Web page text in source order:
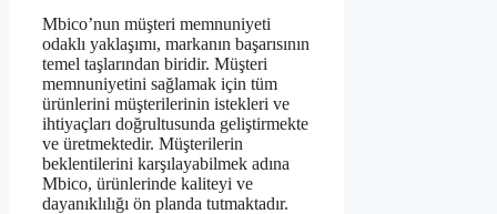
Mbico’nun müşteri memnuniyeti
odaklı yaklaşımı, markanın başarısının
temel taşlarından biridir. Müşteri
memnuniyetini sağlamak için tüm
ürünlerini müşterilerinin istekleri ve
ihtiyaçları doğrultusunda geliştirmekte
ve üretmektedir. Müşterilerin
beklentilerini karşılayabilmek adına
Mbico, ürünlerinde kaliteyi ve
dayanıklılığı ön planda tutmaktadır.